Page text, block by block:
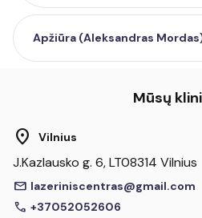
Apžiūra (Aleksandras
Mūsų
location_on Vilnius
J.Kazlausko g. 6, LT08314 Vilnius
mail lazeriniscentras@gmail.com
call +37052052606